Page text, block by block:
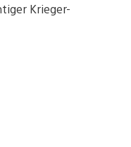
Krieger-